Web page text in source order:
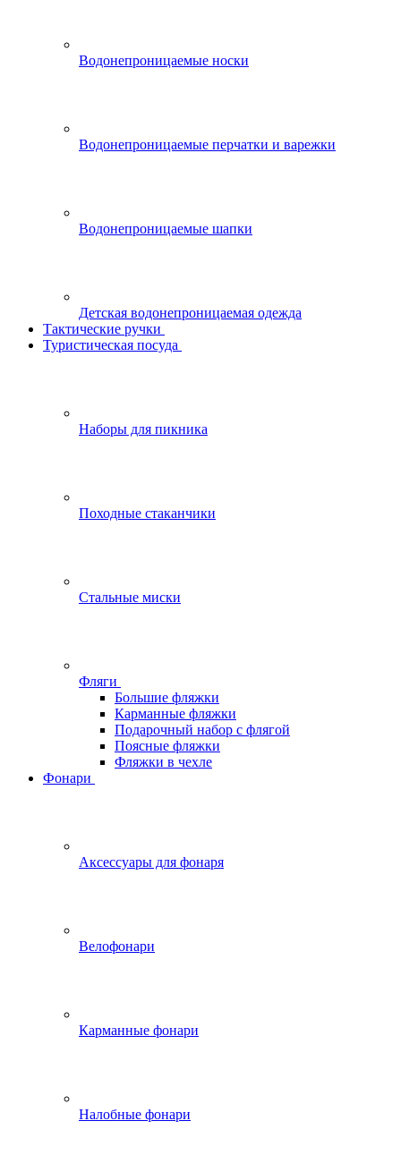
Водонепроницаемые носки
Водонепроницаемые перчатки и варежки
Водонепроницаемые шапки
Детская водонепроницаемая одежда
Тактические ручки
Туристическая посуда
Наборы для пикника
Походные стаканчики
Стальные миски
Фляги
Большие фляжки
Карманные фляжки
Подарочный набор с флягой
Поясные фляжки
Фляжки в чехле
Фонари
Аксессуары для фонаря
Велофонари
Карманные фонари
Налобные фонари